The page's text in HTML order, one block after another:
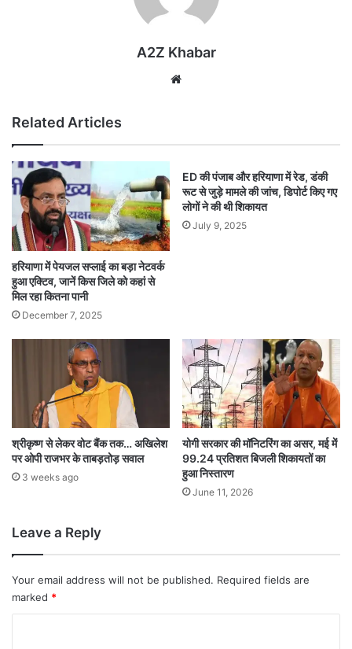
A2Z Khabar
Related Articles
हरियाणा में पेयजल सप्लाई का बड़ा नेटवर्क
हुआ एक्टिव, जानें किस जिले को कहां से
मिल रहा कितना पानी
December 7, 2025
ED की पंजाब और हरियाणा में रेड, डंकी
रूट से जुड़े मामले की जांच, डिपोर्ट किए गए
लोगों ने की थी शिकायत
July 9, 2025
श्रीकृष्ण से लेकर वोट बैंक तक… अखिलेश
पर ओपी राजभर के ताबड़तोड़ सवाल
3 weeks ago
योगी सरकार की मॉनिटरिंग का असर, मई में
99.24 प्रतिशत बिजली शिकायतों का
हुआ निस्तारण
June 11, 2026
Leave a Reply
Your email address will not be published. Required fields are
marked *